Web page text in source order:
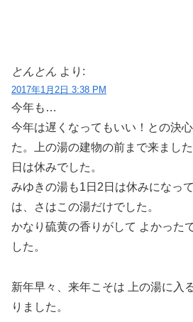
とんとん より:
2017年1月2日 3:38 PM
今年も…
今年は遅くなってもいい！との決
た。上の湯の建物の前まで来まし
日は休みでした。
みゆきの湯も1日2日は休みになっ
は、さはこの湯だけでした。
かなり硫黄の香りがして よかった
した。
新年早々、来年こそは 上の湯に入
りました。